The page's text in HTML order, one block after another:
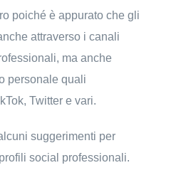
poiché è appurato che gli
attraverso i canali
ma anche
personale quali
Twitter e vari.
suggerimenti per
social professionali.